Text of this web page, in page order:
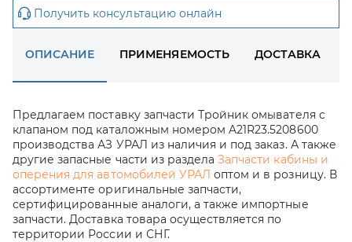
Получить консультацию онлайн
ОПИСАНИЕ ПРИМЕНЯЕМОСТЬ ДОСТАВКА
Предлагаем поставку запчасти Тройник омывателя с
клапаном под каталожным номером A21R23.5208600
производства АЗ УРАЛ из наличия и под заказ. А также
другие запасные части из разделаЗапчасти кабины и
оперения для автомобилей УРАЛ оптом и в розницу. В
ассортименте оригинальные запчасти,
сертифицированные аналоги, а также импортные
запчасти. Доставка товара осуществляется по
территории России и СНГ.